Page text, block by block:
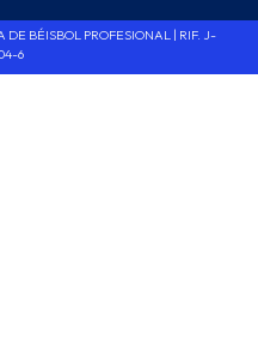
BÉISBOL PROFESIONAL | RIF. J-
6